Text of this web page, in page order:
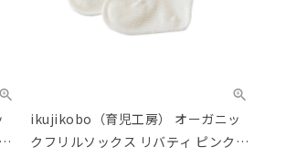
ikujikobo（育児工房） オーガニッ
クフリルソックス リバティ ピンク